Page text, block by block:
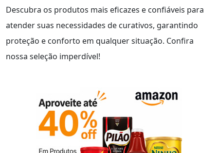
Descubra os produtos mais eficazes e confiáveis para
atender suas necessidades de curativos, garantindo
proteção e conforto em qualquer situação. Confira
nossa seleção imperdível!